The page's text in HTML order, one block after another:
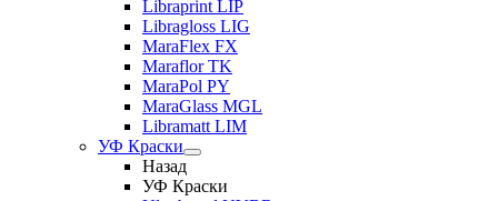
Libraprint LIP
Libragloss LIG
MaraFlex FX
Maraflor TK
MaraPol PY
MaraGlass MGL
Libramatt LIM
УФ Краски
Назад
УФ Краски